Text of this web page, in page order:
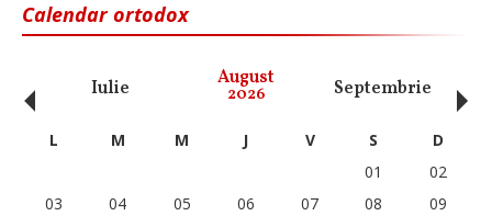
Calendar ortodox
Iulie August
2026 Septembrie
‹ L M M J V S
D
01
02
03
04 05 06 07 08
09